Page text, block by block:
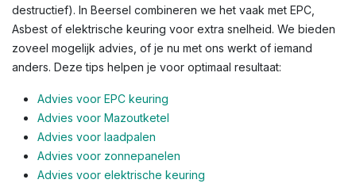
destructief). In Beersel combineren we het vaak met EPC,
Asbest of elektrische keuring voor extra snelheid. We bieden
zoveel mogelijk advies, of je nu met ons werkt of iemand
anders. Deze tips helpen je voor optimaal resultaat:
Advies voor EPC keuring
Advies voor Mazoutketel
Advies voor laadpalen
Advies voor zonnepanelen
Advies voor elektrische keuring